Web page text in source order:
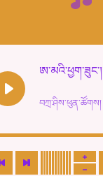
ཨ་མའི་ཕྱག་ཟུང་།
བཀྲ་ཤིས་ཕུན་ཚོགས།